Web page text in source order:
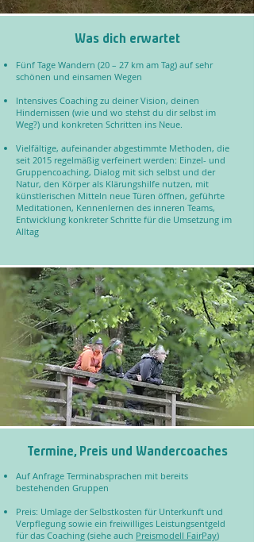
Was dich erwartet
Fünf Tage Wandern (20 – 27 km am Tag) auf sehr
schönen und einsamen Wegen
Intensives Coaching zu deiner Vision, deinen
Hindernissen (wie und wo stehst du dir selbst im
Weg?) und konkreten Schritten ins Neue.
Vielfältige, aufeinander abgestimmte Methoden, die
seit 2015 regelmäßig verfeinert werden: Einzel- und
Gruppencoaching, Dialog mit sich selbst und der
Natur, den Körper als Klärungshilfe nutzen, mit
künstlerischen Mitteln neue Türen öffnen, geführte
Meditationen, Kennenlernen des inneren Teams,
Entwicklung konkreter Schritte für die Umsetzung im
Alltag
Termine, Preis und Wandercoaches
Auf Anfrage Terminabsprachen mit bereits
bestehenden Gruppen
Preis: Umlage der Selbstkosten für Unterkunft und
Verpflegung sowie ein freiwilliges Leistungsentgeld
für das Coaching (siehe auch Preismodell FairPay)